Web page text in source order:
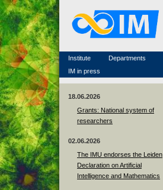
Institute
Famous scientists
Memorial
Scientific workflow
Departments
IM in press
18.06.2026
Grants: National system of
researchers
02.06.2026
The IMU endorses the Leiden
Declaration on Artificial
Intelligence and Mathematics